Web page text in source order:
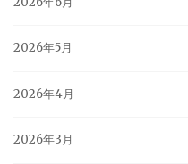
2026年5月
2026年4月
2026年3月